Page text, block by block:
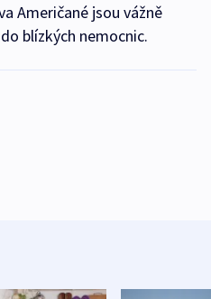
Američané jsou vážně
blízkých nemocnic.